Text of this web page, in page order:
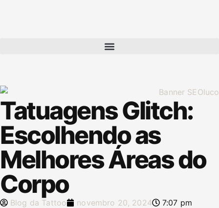
Tatuagens Glitch:
Escolhendo as
Melhores Áreas do
Corpo
Blog da Tattoo novembro 20, 2024
7:07 pm